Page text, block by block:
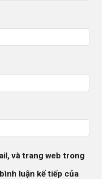
và trang web trong
luận kế tiếp của